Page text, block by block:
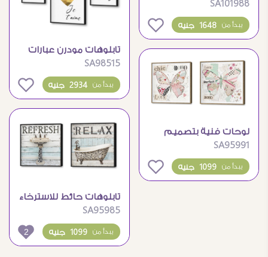
لغرف البنات بتصميم
الأميرات
SA101988
1648 جنيه يبدأ من 0
تابلوهات مودرن عبارات
الحب
SA98515
2934 جنيه يبدأ من
لوحات فنية بتصميم
فراشة بوهو شيك رقيق
SA95991
1099 جنيه يبدأ من 0
تابلوهات حائط للاسترخاء
والانتعاش بتصميم عتيق
SA95985
1099 جنيه يبدأ من 2